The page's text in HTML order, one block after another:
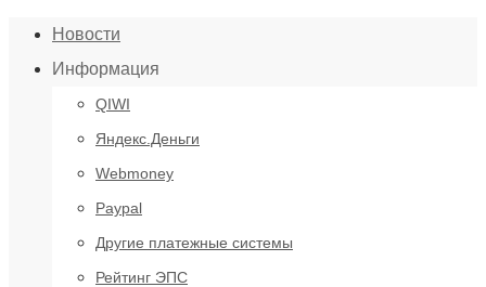
Новости
Информация
QIWI
Яндекс.Деньги
Webmoney
Paypal
Другие платежные системы
Рейтинг ЭПС